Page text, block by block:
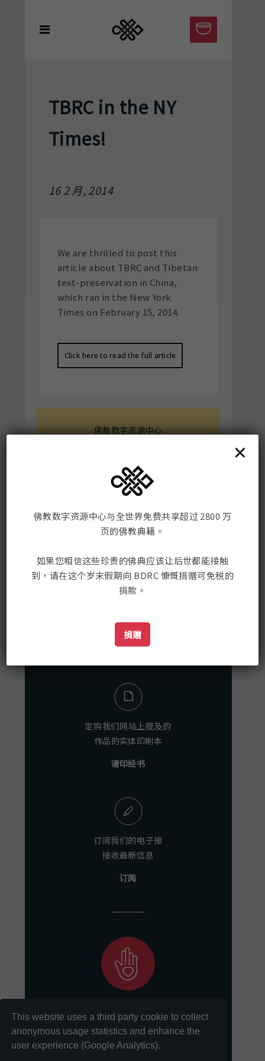
This website uses a third party cookie to collect
anonymous usage statistics and enhance the
user experience (Google Analytics).
TBRC in the NY
Times!
16 2 月, 2014
We are thrilled to post this
article about TBRC and Tibetan
text-preservation in China,
which ran in the New York
Times on February 15, 2014.
Click here to read the full article
佛教数字资源中心
198 Tremont St. #421
Boston, MA, USA 02116
联系我们
在社交媒体上和我们联络
定购我们网站上提及的
作品的实体印刷本
请印经书
订阅我们的电子报
接收最新信息
订阅
实现保存和分享文献的使命
佛教数字资源中心与全世界免费共享超过 2800 万
页的佛教典籍。
如果您相信这些珍贵的佛典应该让后世都能接触
到，请在这个岁末假期向 BDRC 慷慨捐赠可免税的
捐款。
捐赠
×